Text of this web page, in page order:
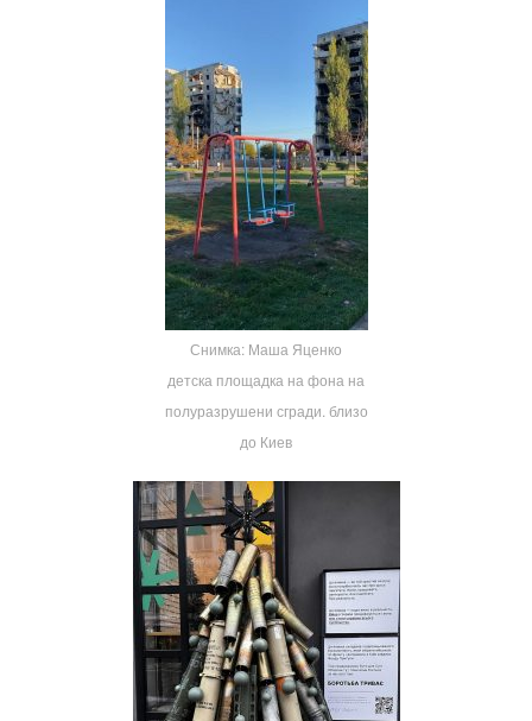
Снимка: Маша Яценко
детска площадка на фона на
полуразрушени сгради. близо
до Киев